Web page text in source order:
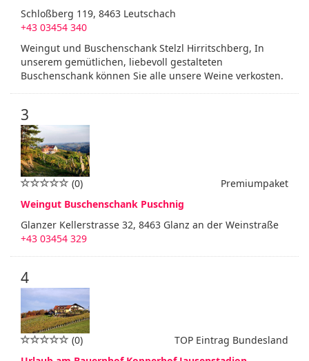
Schloßberg 119, 8463 Leutschach
+43 03454 340
Weingut und Buschenschank Stelzl Hirritschberg, In
unserem gemütlichen, liebevoll gestalteten
Buschenschank können Sie alle unsere Weine verkosten.
3
Premiumpaket
(0)
Weingut Buschenschank Puschnig
Glanzer Kellerstrasse 32, 8463 Glanz an der Weinstraße
+43 03454 329
4
TOP Eintrag Bundesland
(0)